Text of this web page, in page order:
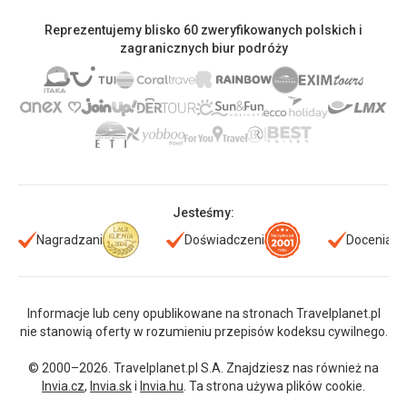
Reprezentujemy blisko 60 zweryfikowanych polskich i
zagranicznych biur podróży
Jesteśmy:
Nagradzani
Doświadczeni Doceniani
Informacje lub ceny opublikowane na stronach Travelplanet.pl
nie stanowią oferty w rozumieniu przepisów kodeksu cywilnego.
© 2000–2026. Travelplanet.pl S.A. Znajdziesz nas również na
Invia.cz, Invia.ski Invia.hu . Ta strona używa plików cookie.